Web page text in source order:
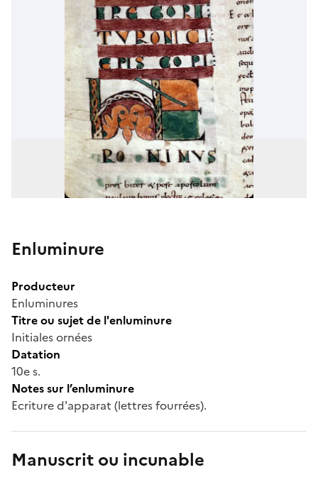
Enluminure
Producteur
Enluminures
Titre ou sujet de l'enluminure
Initiales ornées
Datation
10e s.
Notes sur l’enluminure
Ecriture d'apparat (lettres fourrées).
Manuscrit ou incunable